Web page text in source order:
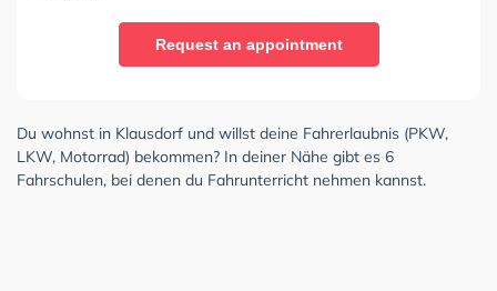
Request an appointment
Du wohnst in Klausdorf und willst deine Fahrerlaubnis (PKW,
LKW, Motorrad) bekommen? In deiner Nähe gibt es 6
Fahrschulen, bei denen du Fahrunterricht nehmen kannst.